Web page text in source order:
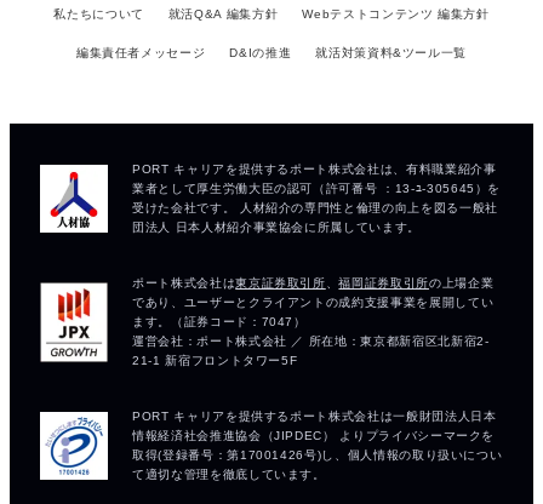
私たちについて 就活Q&A 編集方針 Webテストコンテンツ 編集方針
編集責任者メッセージ D&Iの推進 就活対策資料&ツール一覧